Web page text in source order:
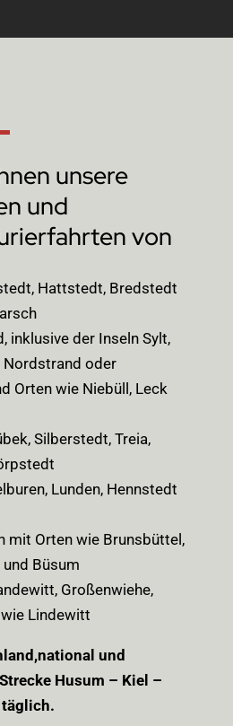
unsere
und
von
Hattstedt, Bredstedt
inklusive der Inseln Sylt,
Nordstrand oder
Orten wie Niebüll, Leck
Silberstedt, Treia,
Lunden, Hennstedt
mit Orten wie Brunsbüttel,
Büsum
Großenwiehe,
Lindewitt
und
Husum – Kiel –
täglich.